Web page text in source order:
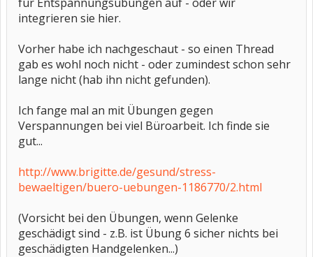
integrieren sie hier.
Vorher habe ich nachgeschaut - so einen Thread
gab es wohl noch nicht - oder zumindest schon sehr
lange nicht (hab ihn nicht gefunden).
Ich fange mal an mit Übungen gegen
Verspannungen bei viel Büroarbeit. Ich finde sie
gut...
http://www.brigitte.de/gesund/stress-
bewaeltigen/buero-uebungen-1186770/2.html
(Vorsicht bei den Übungen, wenn Gelenke
geschädigt sind - z.B. ist Übung 6 sicher nichts bei
geschädigten Handgelenken...)